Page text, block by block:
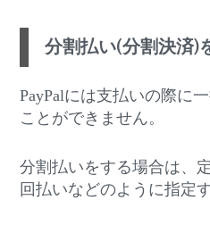
分割払い(分割決済)
PayPalには支払いの際に
ことができません。
分割払いをする場合は、
回払いなどのように指定